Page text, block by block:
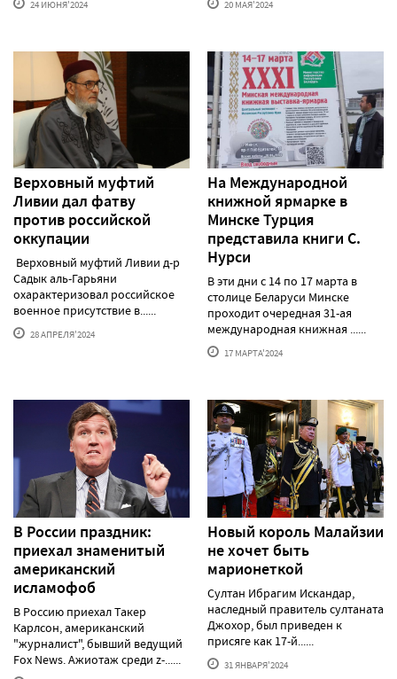
24 ИЮНЯ'2024 20 МАЯ'2024
Верховный муфтий
Ливии дал фатву
против российской
оккупации
Верховный муфтий Ливии д-р
Садык аль-Гарьяни
охарактеризовал российское
военное присутствие в......
28 АПРЕЛЯ'2024
На Международной
книжной ярмарке в
Минске Турция
представила книги С.
Нурси
В эти дни с 14 по 17 марта в
столице Беларуси Минске
проходит очередная 31-ая
международная книжная ......
17 МАРТА'2024
В России праздник:
приехал знаменитый
американский
исламофоб
В Россию приехал Такер
Карлсон, американский
"журналист", бывший ведущий
Fox News. Ажиотаж среди z-......
Новый король Малайзии
не хочет быть
марионеткой
Султан Ибрагим Искандар,
наследный правитель султаната
Джохор, был приведен к
присяге как 17-й......
31 ЯНВАРЯ'2024